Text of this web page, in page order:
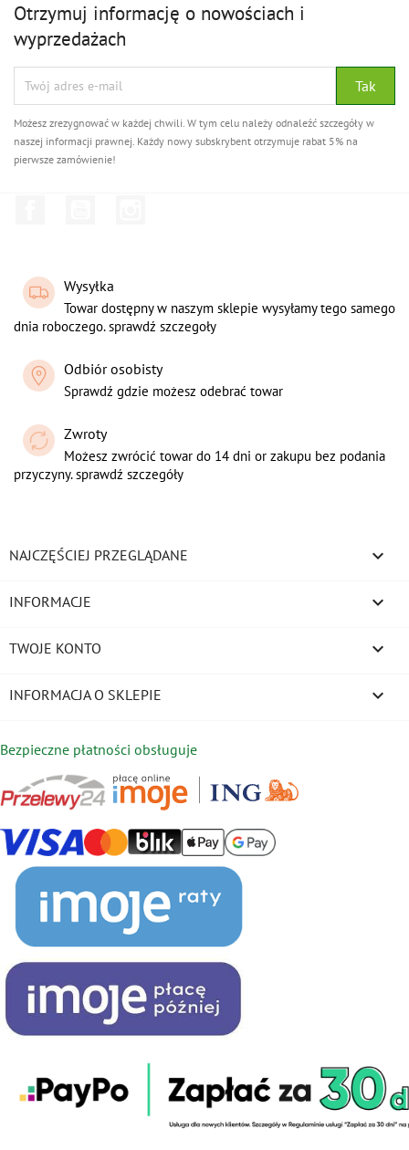
Otrzymuj informację o nowościach i
wyprzedażach
Możesz zrezygnować w każdej chwili. W tym celu należy odnaleźć szczegóły w
naszej informacji prawnej. Każdy nowy subskrybent otrzymuje rabat 5% na
pierwsze zamówienie!
Wysyłka
Towar dostępny w naszym sklepie wysyłamy tego samego
dnia roboczego. sprawdź szczegoły
Odbiór osobisty
Sprawdź gdzie możesz odebrać towar
Zwroty
Możesz zwrócić towar do 14 dni or zakupu bez podania
przyczyny. sprawdź szczegóły
NAJCZĘŚCIEJ PRZEGLĄDANE 
INFORMACJE 
TWOJE KONTO 
INFORMACJA O SKLEPIE keyboard_arrow_down
Bezpieczne płatności obsługuje